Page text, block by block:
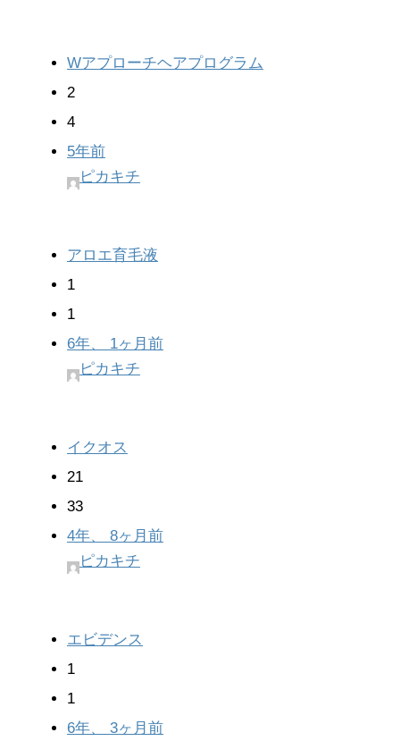
Wアプローチヘアプログラム
2
4
5年前
ピカキチ
アロエ育毛液
1
1
6年、 1ヶ月前
ピカキチ
イクオス
21
33
4年、 8ヶ月前
ピカキチ
エビデンス
1
1
6年、 3ヶ月前